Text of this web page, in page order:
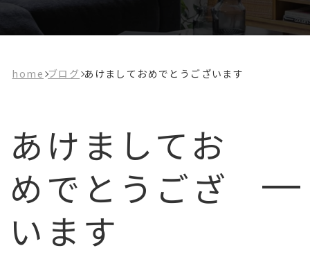
home ブログ あけましておめでとうございます
あけましてお
めでとうござ
います